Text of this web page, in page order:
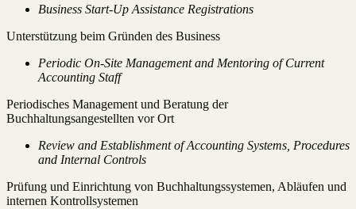
Business Start-Up Assistance Registrations
Unterstützung beim Gründen des Business
Periodic On-Site Management and Mentoring of Current
Accounting Staff
Periodisches Management und Beratung der
Buchhaltungsangestellten vor Ort
Review and Establishment of Accounting Systems, Procedures
and Internal Controls
Prüfung und Einrichtung von Buchhaltungssystemen, Abläufen und
internen Kontrollsystemen